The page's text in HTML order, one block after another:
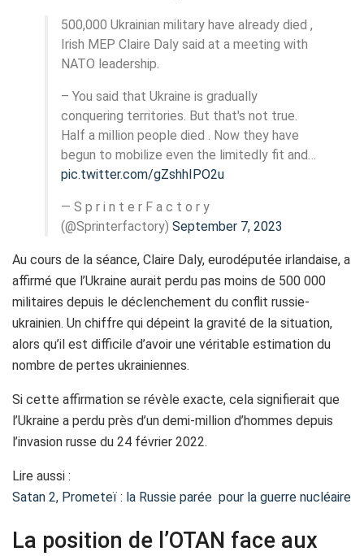
500,000 Ukrainian military have already died ,
Irish MEP Claire Daly said at a meeting with
NATO leadership.
– You said that Ukraine is gradually
conquering territories. But that's not true.
Half a million people died . Now they have
begun to mobilize even the limitedly fit and…
pic.twitter.com/gZshhIPO2u
— S p r i n t e r F a c t o r y
(@Sprinterfactory) September 7, 2023
Au cours de la séance, Claire Daly, eurodéputée irlandaise, a
affirmé que l’Ukraine aurait perdu pas moins de 500 000
militaires depuis le déclenchement du conflit russie-
ukrainien. Un chiffre qui dépeint la gravité de la situation,
alors qu’il est difficile d’avoir une véritable estimation du
nombre de pertes ukrainiennes.
Si cette affirmation se révèle exacte, cela signifierait que
l’Ukraine a perdu près d’un demi-million d’hommes depuis
l’invasion russe du 24 février 2022.
Lire aussi :
Satan 2, Prometeï : la Russie parée pour la guerre nucléaire
La position de l’OTAN face aux